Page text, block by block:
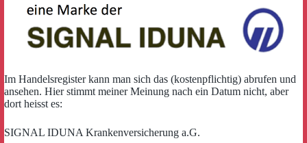
Im Handelsregister kann man sich das (kostenpflichtig) abrufen und
ansehen. Hier stimmt meiner Meinung nach ein Datum nicht, aber
dort heisst es:
SIGNAL IDUNA Krankenversicherung a.G.